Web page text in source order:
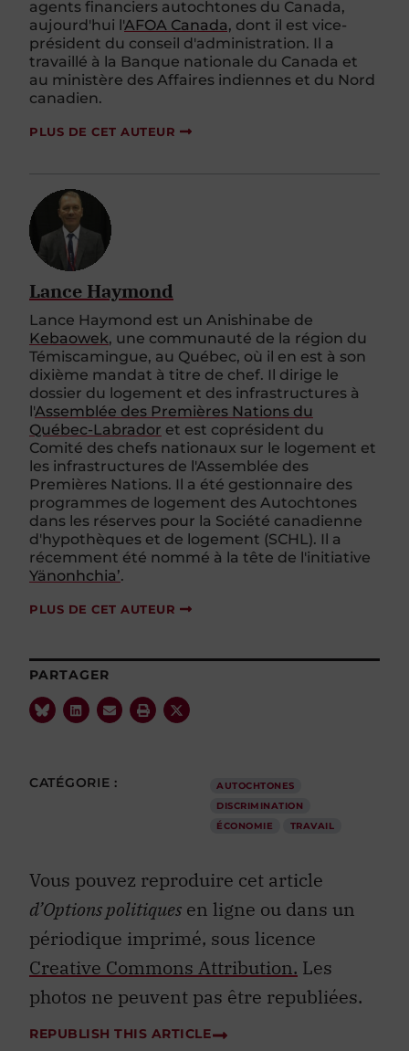
agents financiers autochtones du Canada,
aujourd'hui l'AFOA Canada, dont il est vice-
président du conseil d'administration. Il a
travaillé à la Banque nationale du Canada et
au ministère des Affaires indiennes et du Nord
canadien.
PLUS DE CET AUTEUR
Lance Haymond
Lance Haymond est un Anishinabe de
Kebaowek, une communauté de la région du
Témiscamingue, au Québec, où il en est à son
dixième mandat à titre de chef. Il dirige le
dossier du logement et des infrastructures à
l'Assemblée des Premières Nations du
Québec-Labrador et est coprésident du
Comité des chefs nationaux sur le logement et
les infrastructures de l'Assemblée des
Premières Nations. Il a été gestionnaire des
programmes de logement des Autochtones
dans les réserves pour la Société canadienne
d'hypothèques et de logement (SCHL). Il a
récemment été nommé à la tête de l'initiative
Yänonhchia’.
PLUS DE CET AUTEUR
PARTAGER
CATÉGORIE :
AUTOCHTONES
DISCRIMINATION
ÉCONOMIE
TRAVAIL
Vous pouvez reproduire cet article
d’Options politiques en ligne ou dans un
périodique imprimé, sous licence
Creative Commons Attribution. Les
photos ne peuvent pas être republiées.
REPUBLISH THIS ARTICLE